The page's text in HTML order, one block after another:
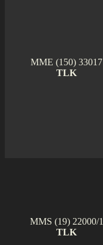
MME (150) 33017
TLK
MMS (19) 22000/1
TLK